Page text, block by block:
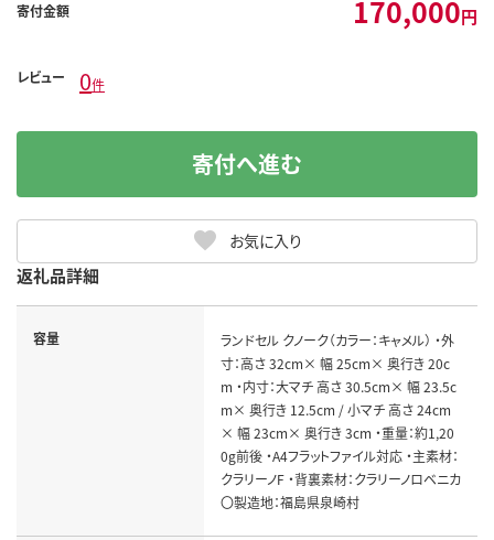
寄付金額 170,000円
レビュー 0件
お気に入り
寄付へ進む
返礼品詳細
容量
ランドセル クノーク（カラー：キャメル） ・外
寸：高さ 32cm× 幅 25cm× 奥行き 20c
m ・内寸：大マチ 高さ 30.5cm× 幅 23.5c
m× 奥行き 12.5cm / 小マチ 高さ 24cm
× 幅 23cm× 奥行き 3cm ・重量：約1,20
0g前後 ・A4フラットファイル対応 ・主素材：
クラリーノF ・背裏素材：クラリーノロベニカ
〇製造地：福島県泉崎村